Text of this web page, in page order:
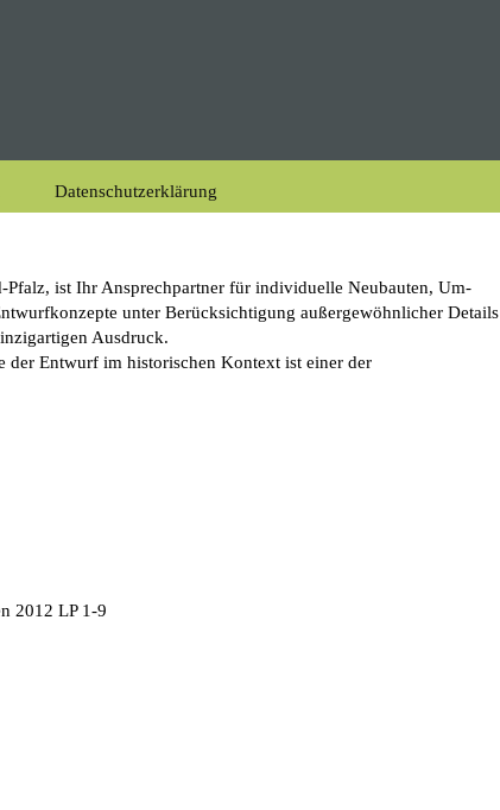
Datenschutzerklärung
ist Ihr Ansprechpartner für individuelle Neubauten, Um-
unter Berücksichtigung außergewöhnlicher Details
Ausdruck.
der Entwurf im historischen Kontext ist einer der
2012 LP 1-9